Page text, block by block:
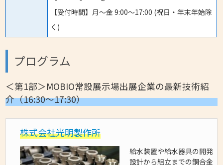
【受付時間】月〜金 9:00〜17:00 (祝日・年末年始除
く)
プログラム
＜第1部＞MOBIO常設展示場出展企業の最新技術紹
介（16:30～17:30）
株式会社光明製作所
給水装置や給水器具の開発
設計から組立までの銅合金